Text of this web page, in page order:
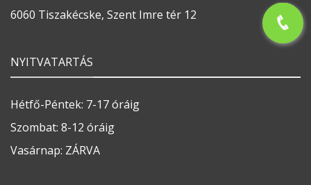
6060 Tiszakécske, Szent Imre tér 12
NYITVATARTÁS
Hétfő-Péntek: 7-17 óráig
Szombat: 8-12 óráig
Vasárnap: ZÁRVA